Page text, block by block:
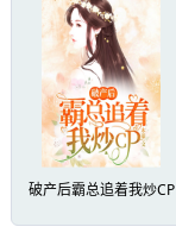
破产后霸总追着我炒CP